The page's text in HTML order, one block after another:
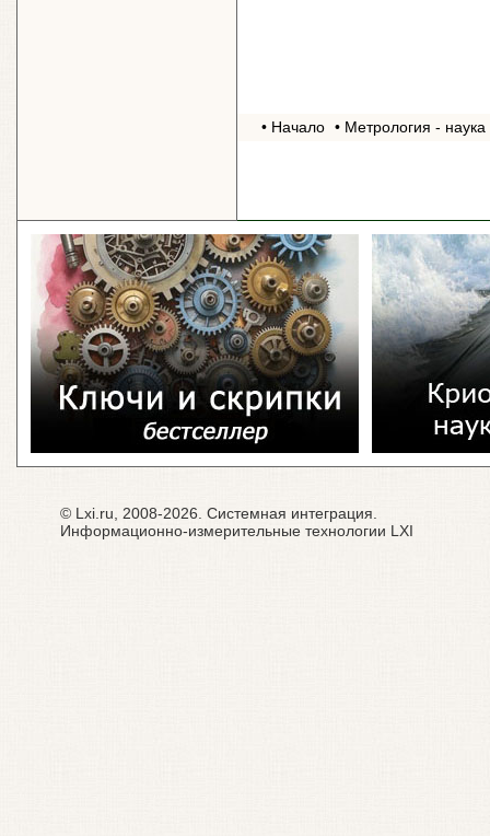
• Начало • Метрология -
© Lxi.ru, 2008-2026. Системная интеграция.
Информационно-измерительные технологии LXI